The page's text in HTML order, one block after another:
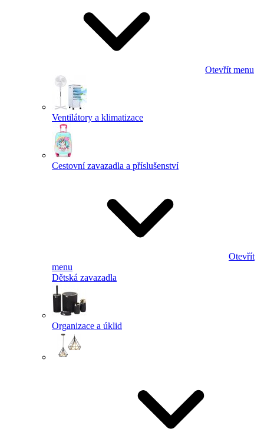
Otevřít menu
Ventilátory a klimatizace
Cestovní zavazadla a příslušenství
Otevřít
menu
Dětská zavazadla
Organizace a úklid